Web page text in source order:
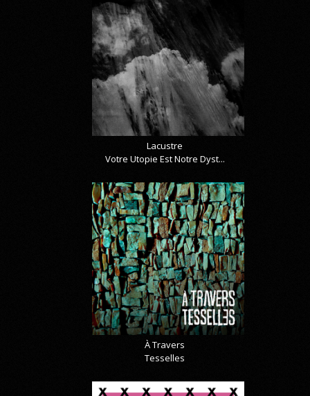
Lacustre
Votre Utopie Est Notre Dyst...
À Travers
Tesselles